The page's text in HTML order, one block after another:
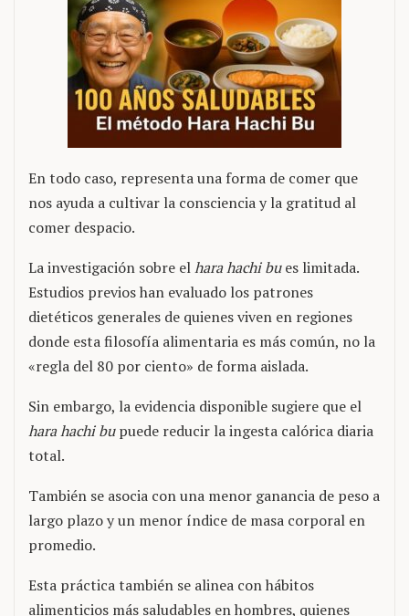
En todo caso, representa una forma de comer que
nos ayuda a cultivar la consciencia y la gratitud al
comer despacio.
La investigación sobre elhara hachi bues limitada.
Estudios previos han evaluado los patrones
dietéticos generales de quienes viven en regiones
donde esta filosofía alimentaria es más común, no la
«regla del 80 por ciento» de forma aislada.
Sin embargo, la evidencia disponible sugiere que el
hara hachi bupuede reducir la ingesta calórica diaria
total.
También se asocia con una menor ganancia de peso a
largo plazo y un menor índice de masa corporal en
promedio.
Esta práctica también se alinea con hábitos
alimenticios más saludables en hombres, quienes